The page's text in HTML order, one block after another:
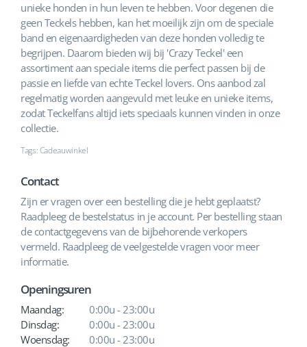
unieke honden in hun leven te hebben. Voor degenen die
geen Teckels hebben, kan het moeilijk zijn om de speciale
band en eigenaardigheden van deze honden volledig te
begrijpen. Daarom bieden wij bij 'Crazy Teckel' een
assortiment aan speciale items die perfect passen bij de
passie en liefde van echte Teckel lovers. Ons aanbod zal
regelmatig worden aangevuld met leuke en unieke items,
zodat Teckelfans altijd iets speciaals kunnen vinden in onze
collectie.
Tags: Cadeauwinkel
Contact
Zijn er vragen over een bestelling die je hebt geplaatst?
Raadpleeg de bestelstatus in je account. Per bestelling staan
de contactgegevens van de bijbehorende verkopers
vermeld. Raadpleeg de veelgestelde vragen voor meer
informatie.
Openingsuren
Maandag:
0:00u - 23:00u
Dinsdag:
0:00u - 23:00u
Woensdag:
0:00u - 23:00u